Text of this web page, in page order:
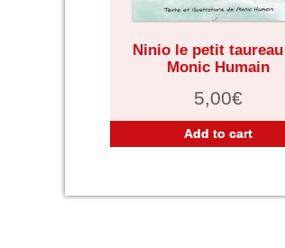
Ninio le petit
Monic Humain
5,00€
Add to cart